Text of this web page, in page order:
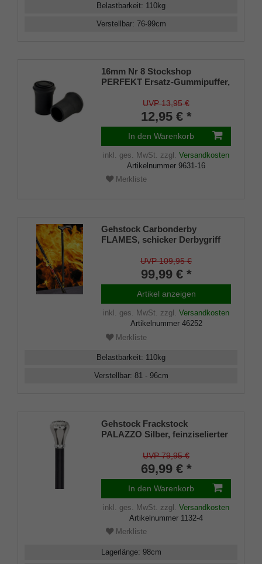
Belastbarkeit: 110kg
Verstellbar: 76-99cm
16mm Nr 8 Stockshop
PERFEKT Ersatz-Gummipuffer,
elegant, mit Metalleinlage (VE 2
UVP 13,95 €
12,95 € *
In den Warenkorb
inkl. ges. MwSt. zzgl. Versandkosten
Artikelnummer 9631-16
Merkliste
Gehstock Carbonderby
FLAMES, schicker Derbygriff
einen Stock aus Carbonfaser
mit extravagentem
Flammenmuster,
höhenverstellbar, inklusiv
Gummipuffer
UVP 109,95 €
99,99 € *
Artikel anzeigen
inkl. ges. MwSt. zzgl. Versandkosten
Artikelnummer 46252
Merkliste
Belastbarkeit: 110kg
Verstellbar: 81 - 96cm
Gehstock Frackstock
PALAZZO Silber, feinziselierter
glanzverchromt, Stock aus
Buchenholz schwarz lackiert,
Gummipuffer.
UVP 79,95 €
69,99 € *
In den Warenkorb
inkl. ges. MwSt. zzgl. Versandkosten
Artikelnummer 1132-4
Merkliste
Lagerlänge: 98cm